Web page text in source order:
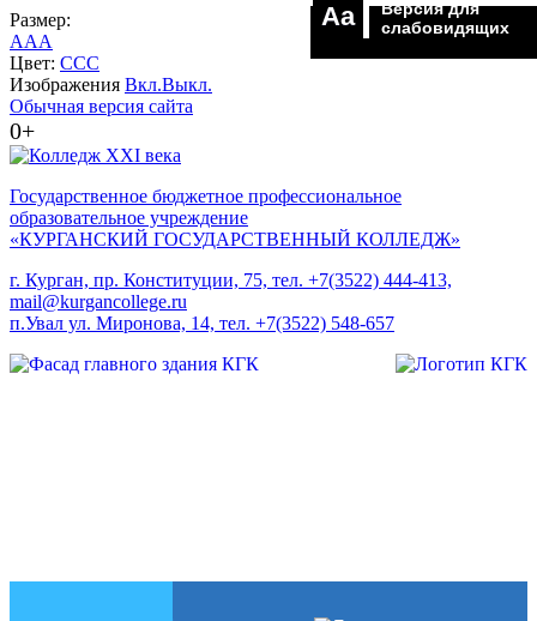
Размер:
AAA
Цвет: CCC
Изображения Вкл.Выкл.
Обычная версия сайта
0+
Aa
Версия для
слабовидящих
Государственное бюджетное профессиональное
образовательное учреждение
«КУРГАНСКИЙ ГОСУДАРСТВЕННЫЙ КОЛЛЕДЖ»
г. Курган, пр. Конституции, 75, тел. +7(3522) 444-413,
mail@kurgancollege.ru
п.Увал ул. Миронова, 14, тел. +7(3522) 548-657